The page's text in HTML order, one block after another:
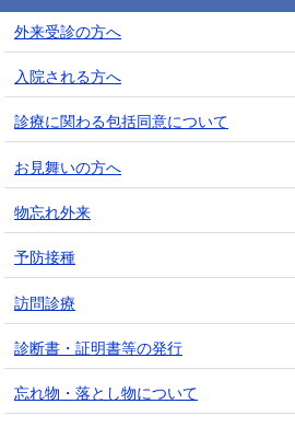
外来受診の方へ
入院される方へ
診療に関わる包括同意について
お見舞いの方へ
物忘れ外来
予防接種
訪問診療
診断書・証明書等の発行
忘れ物・落とし物について